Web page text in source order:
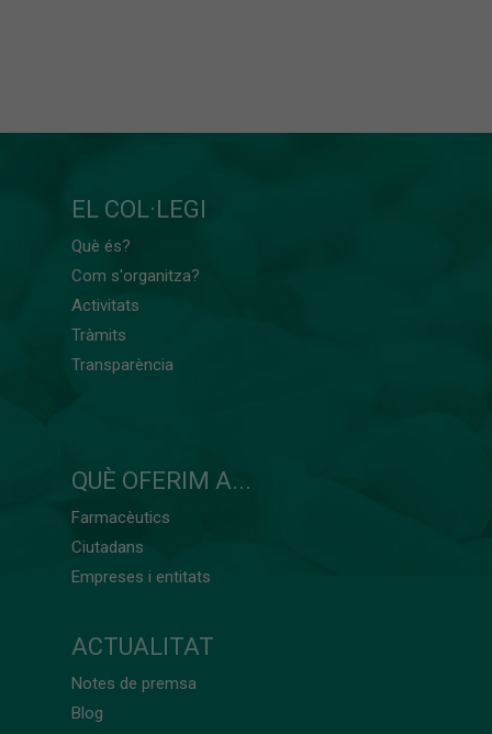
EL COL·LEGI
Què és?
Com s'organitza?
Activitats
Tràmits
Transparència
QUÈ OFERIM A...
Farmacèutics
Ciutadans
Empreses i entitats
ACTUALITAT
Notes de premsa
Blog